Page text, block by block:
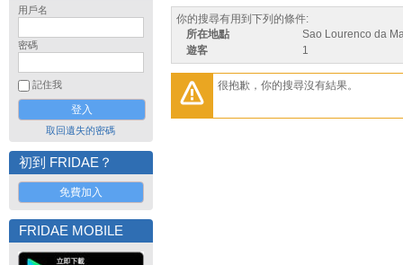
用戶名
密碼
記住我
取回遺失的密碼
初到 FRIDAE？
免費加入
FRIDAE MOBILE
你的搜尋有用到下列的條件:
所在地點
Sao Lourenco da
遊客
1
很抱歉，你的搜尋沒有結果。